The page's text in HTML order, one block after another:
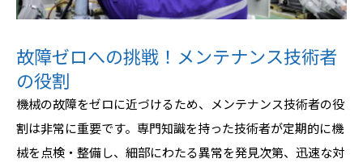
故障ゼロへの挑戦！メンテナンス技術者
の役割
機械の故障をゼロに近づけるため、メンテナンス技術者の役
割は非常に重要です。専門知識を持った技術者が定期的に機
械を点検・整備し、細部にわたる異常を発見次第、迅速な対